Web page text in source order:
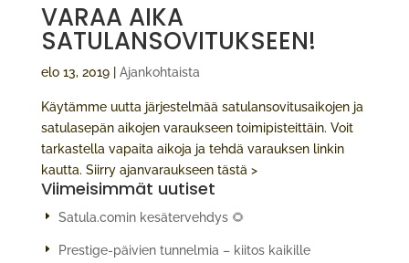
VARAA AIKA
SATULANSOVITUKSEEN!
elo 13, 2019| Ajankohtaista
Käytämme uutta järjestelmää satulansovitusaikojen ja
satulasepän aikojen varaukseen toimipisteittäin. Voit
tarkastella vapaita aikoja ja tehdä varauksen linkin
kautta. Siirry ajanvaraukseen tästä >
Viimeisimmät uutiset
Satula.comin kesätervehdys 🌻
Prestige-päivien tunnelmia – kiitos kaikille